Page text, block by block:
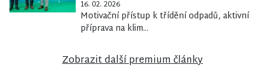
16. 02. 2026
Motivační přístup k třídění odpadů, aktivní
příprava na klim...
Zobrazit další premium články